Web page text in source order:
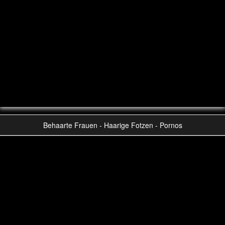
Behaarte Frauen - Haarige Fotzen - Pornos